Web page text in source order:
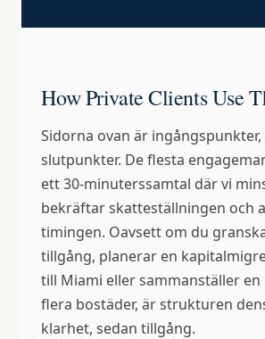
How Private Clients Use
Sidorna ovan är
slutpunkter. De flesta
ett 30-minuterssamtal där vi
bekräftar skatteställningen och
timingen. Oavsett om du
tillgång, planerar en
till Miami eller sammanställer
flera bostäder, är strukturen
klarhet, sedan tillgång.